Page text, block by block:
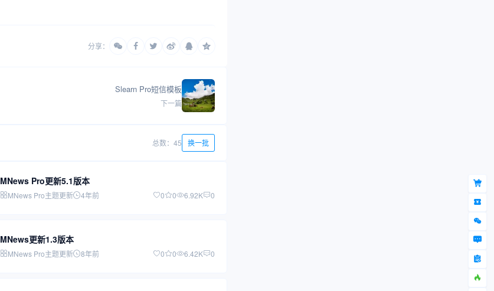
分享：
Slearn Pro短信模板
下一篇
总数：45 换一批
MNews Pro更新5.1版本
MNews Pro主题更新 4年前 0 0 6.92K 0
MNews更新1.3版本
MNews Pro主题更新 8年前 0 0 6.42K 0